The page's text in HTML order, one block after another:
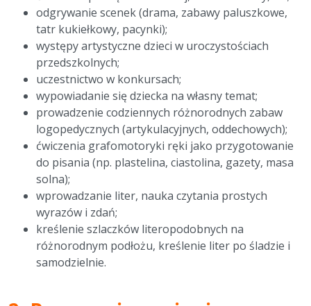
odgrywanie scenek (drama, zabawy paluszkowe,
tatr kukiełkowy, pacynki);
występy artystyczne dzieci w uroczystościach
przedszkolnych;
uczestnictwo w konkursach;
wypowiadanie się dziecka na własny temat;
prowadzenie codziennych różnorodnych zabaw
logopedycznych (artykulacyjnych, oddechowych);
ćwiczenia grafomotoryki ręki jako przygotowanie
do pisania (np. plastelina, ciastolina, gazety, masa
solna);
wprowadzanie liter, nauka czytania prostych
wyrazów i zdań;
kreślenie szlaczków literopodobnych na
różnorodnym podłożu, kreślenie liter po śladzie i
samodzielnie.